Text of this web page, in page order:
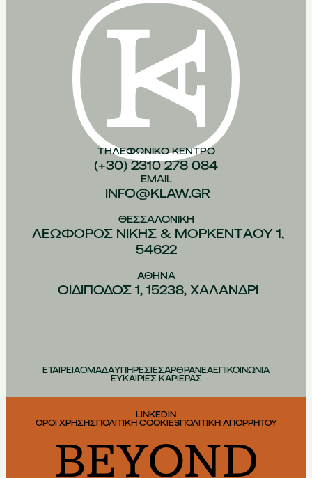
ΤΗΛΕΦΩΝΙΚO ΚEΝΤΡΟ
(+30) 2310 278 084
EMAIL
INFO@KLAW.GR
ΘΕΣΣΑΛΟΝIΚΗ
ΛΕΩΦOΡΟΣ ΝIΚΗΣ & ΜΟΡΚΕΝΤAΟΥ 1,
54622
ΑΘHΝΑ
ΟΙΔIΠΟΔΟΣ 1, 15238, ΧΑΛAΝΔΡΙ
ΕΤΑΙΡΕΙΑΟΜΑΔΑΥΠΗΡΕΣΙΕΣΑΡΘΡΑΝΕΑΕΠΙΚΟΙΝΩΝΙΑ
ΕΥΚΑΙΡΙΕΣ ΚΑΡΙΕΡΑΣ
LINKEDIN
ΟΡΟΙ ΧΡΗΣΗΣΠΟΛΙΤΙΚΗ COOKIESΠΟΛΙΤΙΚΗ ΑΠΟΡΡΗΤΟΥ
BEYOND